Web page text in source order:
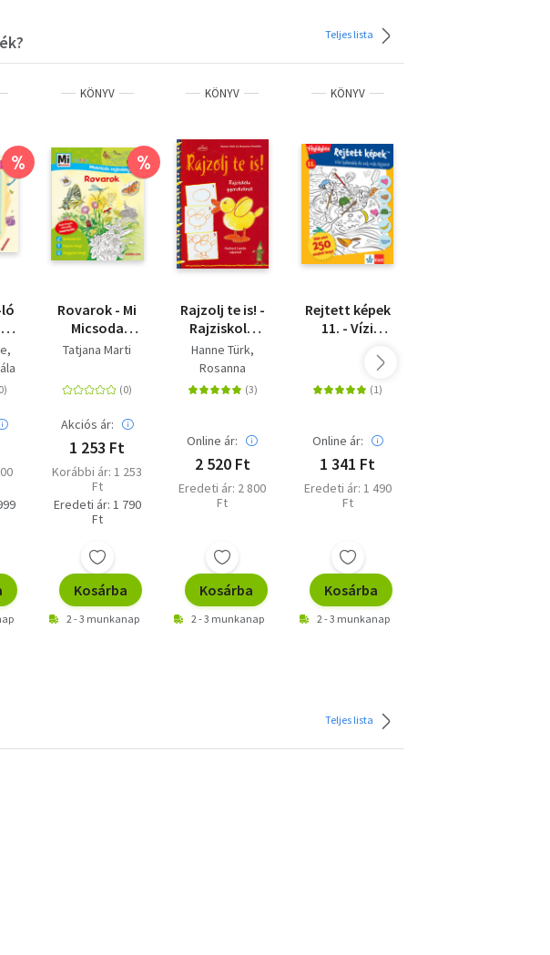
Teljes lista
%
KÖNYV
%
Rovarok - Mi
Micsoda
Junior
rejtvényfüzet
- Rejtvények,
színezők,
Tatjana Marti
Akciós ár:
1 253 Ft
Korábbi ár: 1 253
Ft
Eredeti ár: 1 790
Ft
Kosárba
2 - 3 munkanap
KÖNYV
Rajzolj te is! -
Rajziskola
gyerekeknek
Hanne Türk
Rosanna
Pradella
Online ár:
2 520 Ft
Eredeti ár: 2 800
Ft
Kosárba
2 - 3 munkanap
KÖNYV
Rejtett képek
11. - Vízi
fejtörők
Online ár:
1 341 Ft
Eredeti ár: 1 490
Ft
Kosárba
2 - 3 munkanap
Teljes lista